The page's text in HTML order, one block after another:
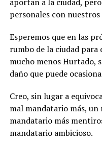
personales con
Esperemos que en las
rumbo de la ciudad
mucho menos Hurtado,
daño que puede
Creo, sin lugar a
mal mandatario más,
mandatario más
mandatario ambicioso.